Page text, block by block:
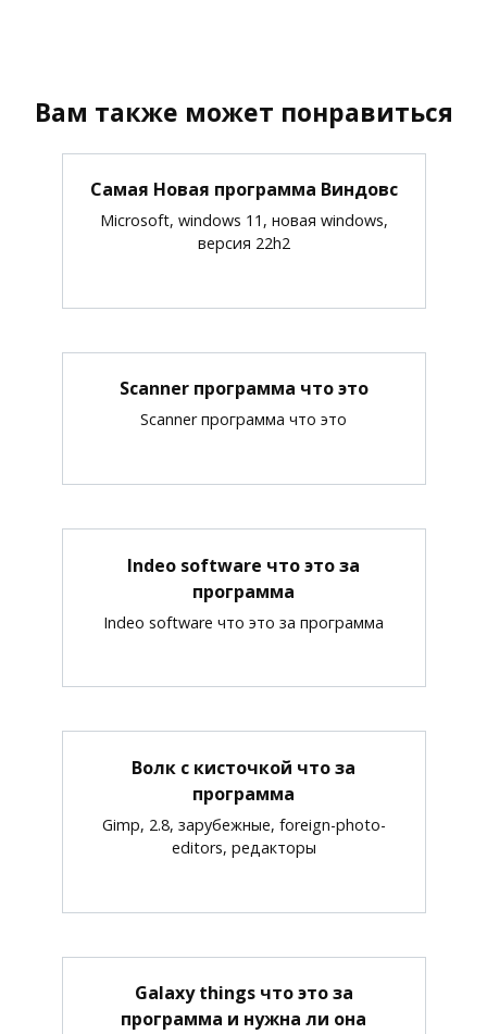
Вам также может понравиться
Самая Новая программа Виндовс
Microsoft, windows 11, новая windows,
версия 22h2
Scanner программа что это
Scanner программа что это
Indeo software что это за
программа
Indeo software что это за программа
Волк с кисточкой что за
программа
Gimp, 2.8, зарубежные, foreign-photo-
editors, редакторы
Galaxy things что это за
программа и нужна ли она